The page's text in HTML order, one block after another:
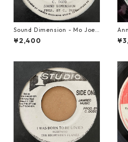
Sound Dimension - Mo Joe
Rock Steady【7-21087】
¥2,400
t